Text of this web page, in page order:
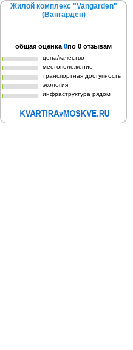
Жилой комплекс "Vangarden"
(Вангарден)
цена/качество
местоположение
транспортная доступность
экология
инфраструктура рядом
общая оценка 0по 0 отзывам